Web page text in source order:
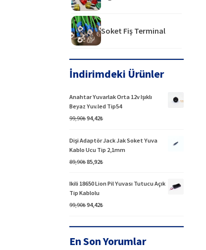
Soket Fiş Terminal
İndirimdeki Ürünler
Anahtar Yuvarlak Orta 12v Işıklı
Beyaz Yuv.led Tip54
99,90₺Orijinal
94,42₺Şu
Dişi Adaptör Jack Jak Soket Yuva
Kablo Ucu Tip 2,1mm
89,90₺Orijinal
85,92₺Şu
Ikili 18650 Lion Pil Yuvası Tutucu Açık
Tip Kablolu
99,90₺Orijinal
94,42₺Şu
En Son Yorumlar